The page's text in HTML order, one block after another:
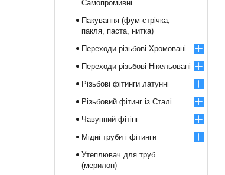
Самопромивні
Пакування (фум-стрічка,
пакля, паста, нитка)
Переходи різьбові Хромовані
Переходи різьбові Нікельовані
Різьбові фітинги латунні
Різьбовий фітинг із Сталі
Чавунний фітінг
Мідні труби і фітинги
Утеплювач для труб
(мерилон)